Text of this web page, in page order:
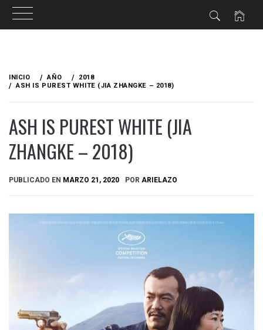
contenido
INICIO AÑO
2018
ASH IS PUREST WHITE (JIA ZHANGKE – 2018)
ASH IS PUREST WHITE (JIA
ZHANGKE – 2018)
PUBLICADO EN MARZO 21, 2020 POR ARIELAZO